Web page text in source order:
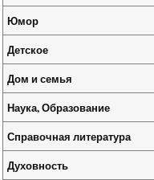
Юмор
Детское
Дом и семья
Наука, Образование
Справочная литература
Духовность